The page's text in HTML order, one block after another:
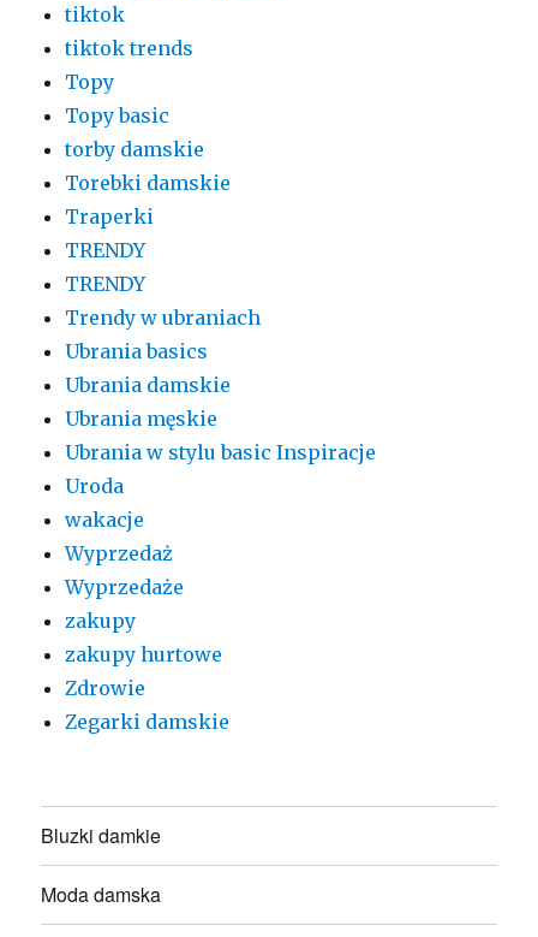
tiktok
tiktok trends
Topy
Topy basic
torby damskie
Torebki damskie
Traperki
TRENDY
TRENDY
Trendy w ubraniach
Ubrania basics
Ubrania damskie
Ubrania męskie
Ubrania w stylu basic Inspiracje
Uroda
wakacje
Wyprzedaż
Wyprzedaże
zakupy
zakupy hurtowe
Zdrowie
Zegarki damskie
Bluzki damkie
Moda damska